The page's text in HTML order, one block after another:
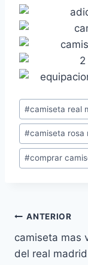
Etiquetas
de
la
entrada:
#camiseta real
#camiseta rosa
#comprar
de
ANTERIOR
camiseta mas
del real madrid